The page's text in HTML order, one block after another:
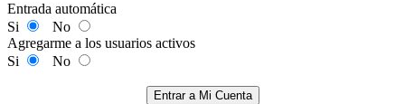
Entrada automática
Si
No
Agregarme a los usuarios activos
Si
No
Entrar a Mi Cuenta